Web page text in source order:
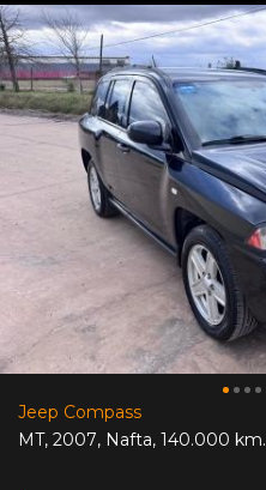
Jeep Compass
MT, 2007, Nafta, 140.000 km.